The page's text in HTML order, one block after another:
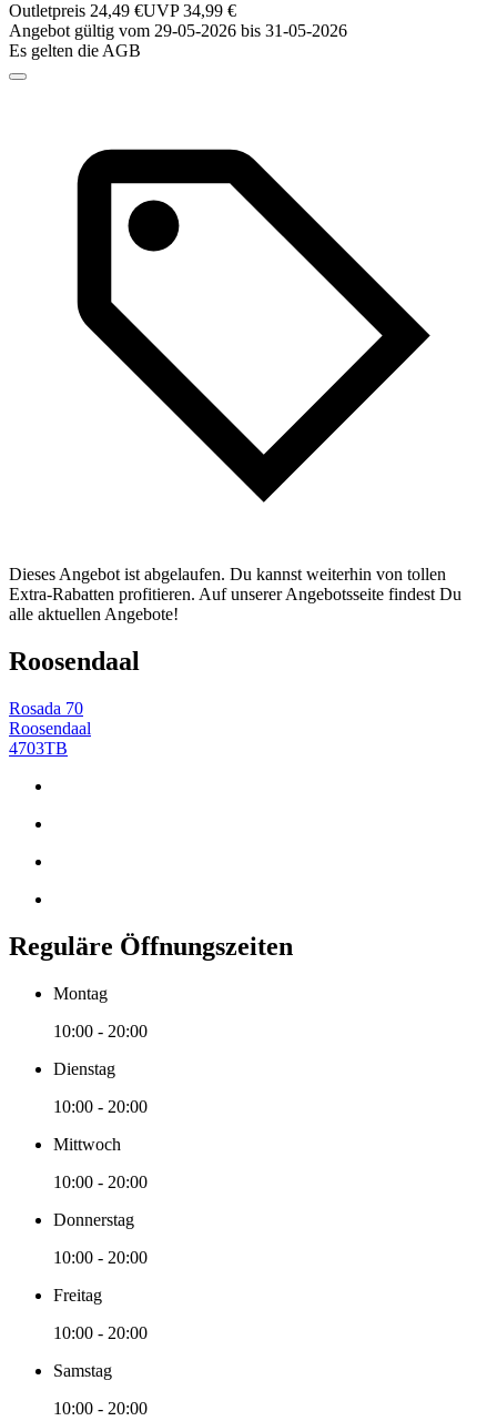
Outletpreis 24,49 €UVP 34,99 €
Angebot gültig vom 29-05-2026 bis 31-05-2026
Es gelten die AGB
Dieses Angebot ist abgelaufen. Du kannst weiterhin von tollen
Extra-Rabatten profitieren. Auf unserer Angebotsseite findest Du
alle aktuellen Angebote!
Roosendaal
Rosada 70
Roosendaal
4703TB
Reguläre Öffnungszeiten
Montag
10:00 - 20:00
Dienstag
10:00 - 20:00
Mittwoch
10:00 - 20:00
Donnerstag
10:00 - 20:00
Freitag
10:00 - 20:00
Samstag
10:00 - 20:00